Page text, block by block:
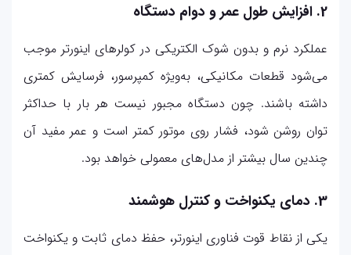
2. افزایش طول عمر و دوام دستگاه
عملکرد نرم و بدون شوک الکتریکی در کولرهای اینورتر موجب
می‌شود قطعات مکانیکی، به‌ویژه کمپرسور، فرسایش کمتری
داشته باشند. چون دستگاه مجبور نیست هر بار با حداکثر
توان روشن شود، فشار روی موتور کمتر است و عمر مفید آن
چندین سال بیشتر از مدل‌های معمولی خواهد بود.
3. دمای یکنواخت و کنترل هوشمند
یکی از نقاط قوت فناوری اینورتر، حفظ دمای ثابت و یکنواخت